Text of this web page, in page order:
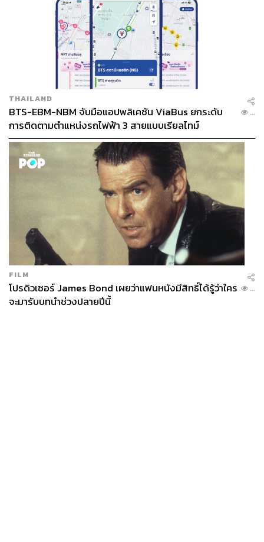
THAILAND
BTS-EBM-NBM จับมือแอปพลิเคชัน ViaBus ยกระดับ
การติดตามตำแหน่งรถไฟฟ้า 3 สายแบบเรียลไทม์
...
FILM
โปรดิวเซอร์ James Bond เผยว่าแฟนหนังมีสิทธิ์ได้รู้ว่าใคร
จะมารับบทนำช่วงปลายปีนี้
...